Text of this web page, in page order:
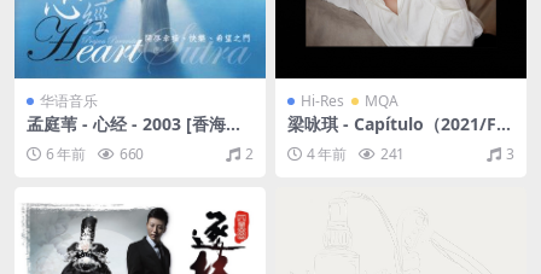
华语音乐
孟庭苇 - 心经 - 2003 [香海文
化首版] (WAV+CUE/整轨/229
M)6 年前 660 2
Hi-Res MQA
梁咏琪 - Capítulo（2021/FL
AC/EP分轨/240M） (MQA/2
4bit/48kHz)
4 年前 241 3